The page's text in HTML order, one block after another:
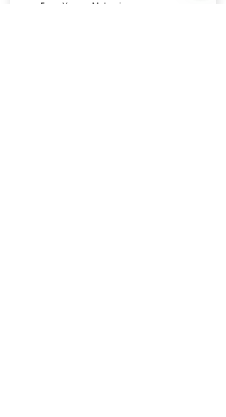
Face
: Veneer Mahoni